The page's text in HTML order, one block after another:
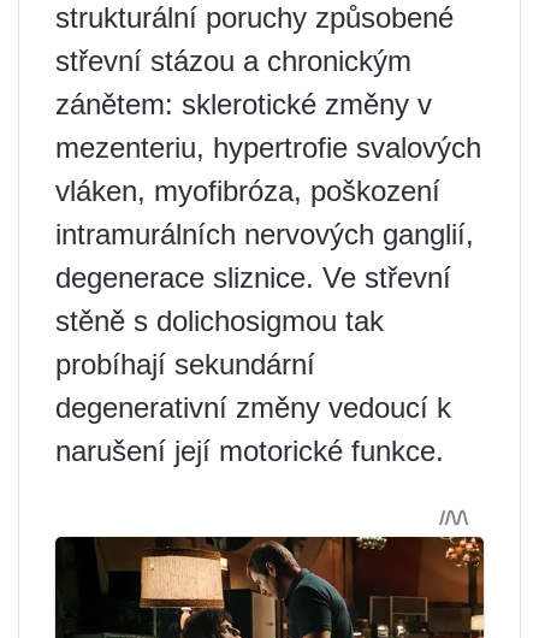
strukturální poruchy způsobené
střevní stázou a chronickým
zánětem: sklerotické změny v
mezenteriu, hypertrofie svalových
vláken, myofibróza, poškození
intramurálních nervových ganglií,
degenerace sliznice. Ve střevní
stěně s dolichosigmou tak
probíhají sekundární
degenerativní změny vedoucí k
narušení její motorické funkce.